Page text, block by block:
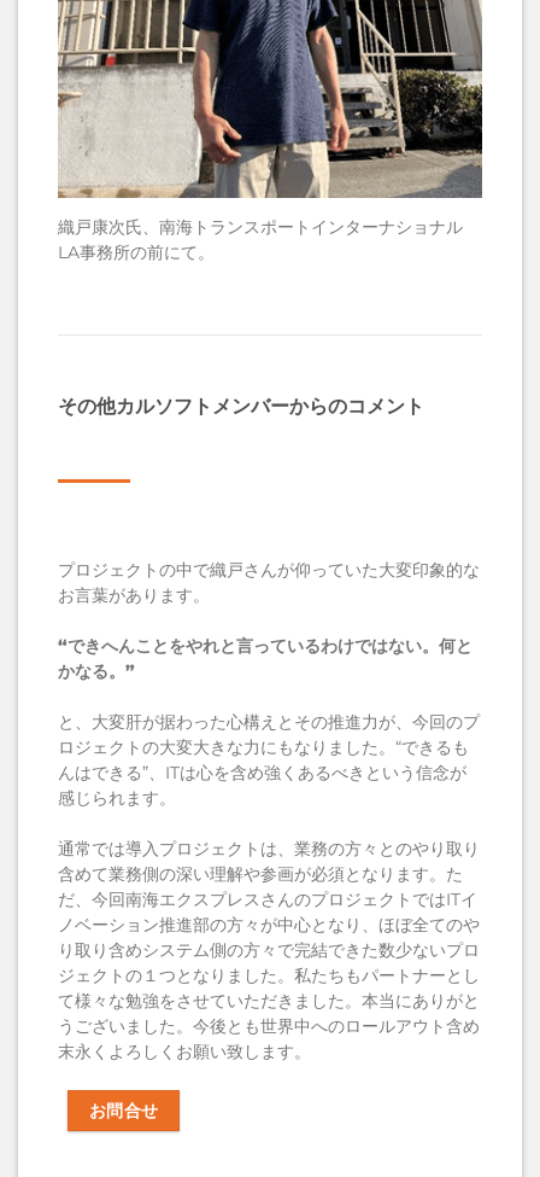
織戸康次氏、南海トランスポートインターナショナル
LA事務所の前にて。
その他カルソフトメンバーからのコメント
プロジェクトの中で織戸さんが仰っていた大変印象的な
お言葉があります。
“できへんことをやれと言っているわけではない。何と
かなる。”
と、大変肝が据わった心構えとその推進力が、今回のプ
ロジェクトの大変大きな力にもなりました。“できるも
んはできる”、ITは心を含め強くあるべきという信念が
感じられます。
通常では導入プロジェクトは、業務の方々とのやり取り
含めて業務側の深い理解や参画が必須となります。た
だ、今回南海エクスプレスさんのプロジェクトではITイ
ノベーション推進部の方々が中心となり、ほぼ全てのや
り取り含めシステム側の方々で完結できた数少ないプロ
ジェクトの１つとなりました。私たちもパートナーとし
て様々な勉強をさせていただきました。本当にありがと
うございました。今後とも世界中へのロールアウト含め
末永くよろしくお願い致します。
お問合せ